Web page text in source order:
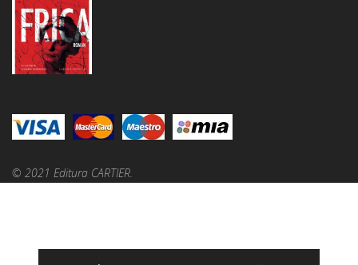
© 2021 Editura CARTIER.